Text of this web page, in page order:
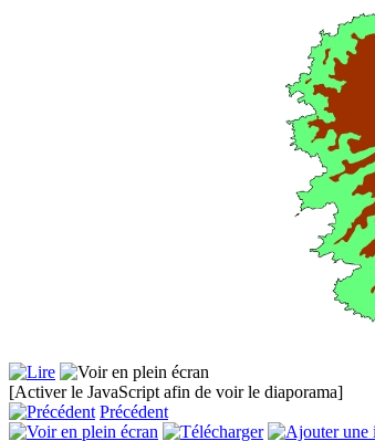
[Activer le JavaScript afin de voir le diaporama]
Précédent